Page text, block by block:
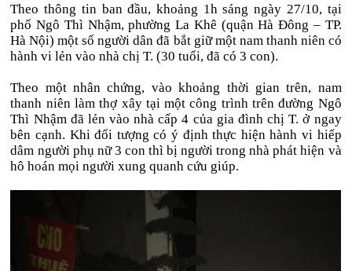
Theo thông tin ban đầu, khoảng 1h sáng ngày 27/10, tại
phố Ngô Thì Nhậm, phường La Khê (quận Hà Đông – TP.
Hà Nội) một số người dân đã bắt giữ một nam thanh niên có
hành vi lẻn vào nhà chị T. (30 tuổi, đã có 3 con).
Theo một nhân chứng, vào khoảng thời gian trên, nam
thanh niên làm thợ xây tại một công trình trên đường Ngô
Thì Nhậm đã lẻn vào nhà cấp 4 của gia đình chị T. ở ngay
bên cạnh. Khi đối tượng có ý định thực hiện hành vi hiếp
dâm người phụ nữ 3 con thì bị người trong nhà phát hiện và
hô hoán mọi người xung quanh cứu giúp.